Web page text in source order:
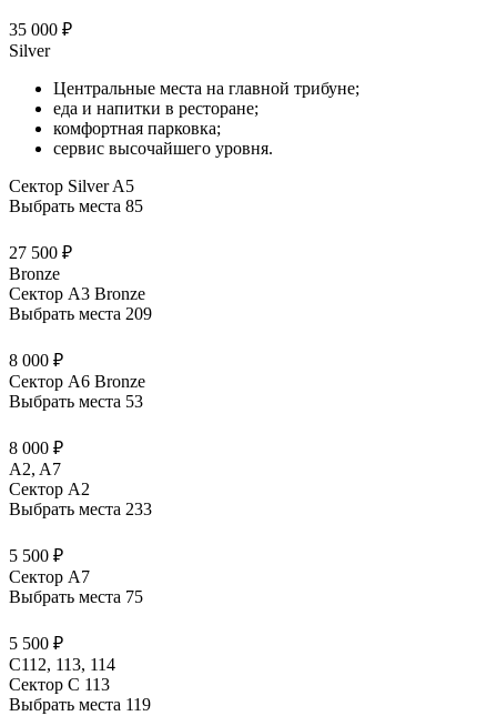
35 000 ₽
Silver
Центральные места на главной трибуне;
еда и напитки в ресторане;
комфортная парковка;
сервис высочайшего уровня.
Сектор Silver A5
Выбрать места 85
27 500 ₽
Bronze
Сектор А3 Bronze
Выбрать места 209
8 000 ₽
Сектор А6 Bronze
Выбрать места 53
8 000 ₽
A2, A7
Сектор А2
Выбрать места 233
5 500 ₽
Сектор А7
Выбрать места 75
5 500 ₽
С112, 113, 114
Сектор C 113
Выбрать места 119